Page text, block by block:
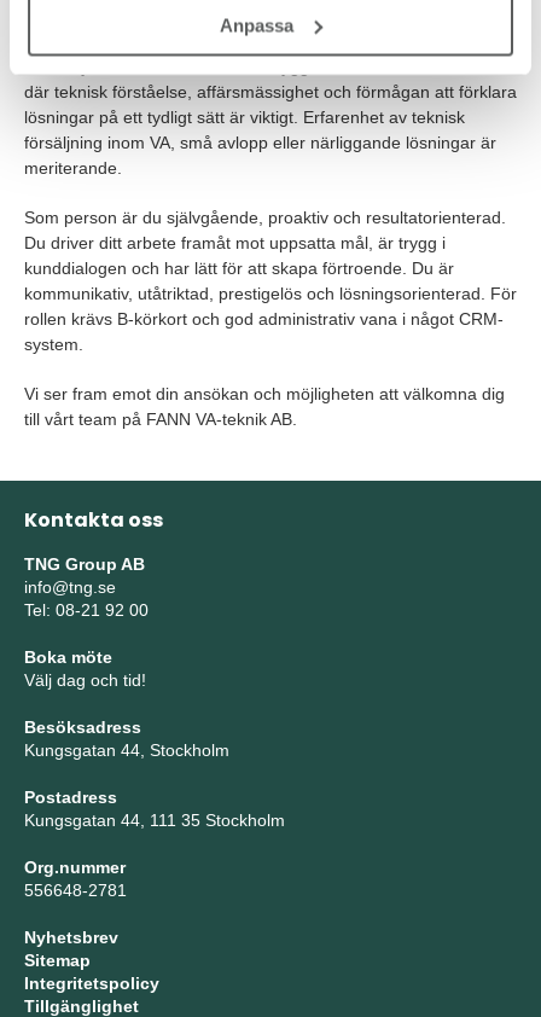
Anpassa
med kunder, återförsäljare, grossister eller entreprenörer.
där teknisk förståelse, affärsmässighet och förmågan att förklara
lösningar på ett tydligt sätt är viktigt. Erfarenhet av teknisk
försäljning inom VA, små avlopp eller närliggande lösningar är
meriterande.
Som person är du självgående, proaktiv och resultatorienterad.
Du driver ditt arbete framåt mot uppsatta mål, är trygg i
kunddialogen och har lätt för att skapa förtroende. Du är
kommunikativ, utåtriktad, prestigelös och lösningsorienterad. För
rollen krävs B-körkort och god administrativ vana i något CRM-
system.
Vi ser fram emot din ansökan och möjligheten att välkomna dig
till vårt team på FANN VA-teknik AB.
Kontakta oss
TNG Group AB
info@tng.se
Tel: 08-21 92 00
Boka möte
Välj dag och tid!
Besöksadress
Kungsgatan 44, Stockholm
Postadress
Kungsgatan 44, 111 35 Stockholm
Org.nummer
556648-2781
Nyhetsbrev
Sitemap
Integritetspolicy
Tillgänglighet